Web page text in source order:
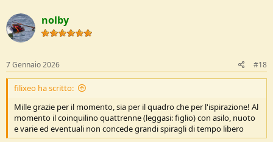
fare qualche corso di kayak fluviale e per acque bianche, in modo da
costruirmi a 360° il mio personalissimo bagaglio
Negli ultimi anni mi sto rendendo conto che migliorare le mie skills
permettendomi di ampliare le mie destinazioni.
Sei di Ferrara giusto? Parti dal Po (o dall'Adige). E' dietro casa e ti
permette di fare escursioni anche in giornata e di pianificare un
primo giro fino a Venezia magari!
Da Leggere c'è poco. Prova a cercare qualche blog di viaggio di
esperienze su grandi fiumi europei estendendo la ricerca anche in
altre lingue. Anche su Youtube c'è qualcosa.
nolby
7 Gennaio 2026 #18
filixeo ha scritto:
Mille grazie per il momento, sia per il quadro che per l'ispirazione! Al
momento il coinquilino quattrenne (leggasi: figlio) con asilo, nuoto
e varie ed eventuali non concede grandi spiragli di tempo libero